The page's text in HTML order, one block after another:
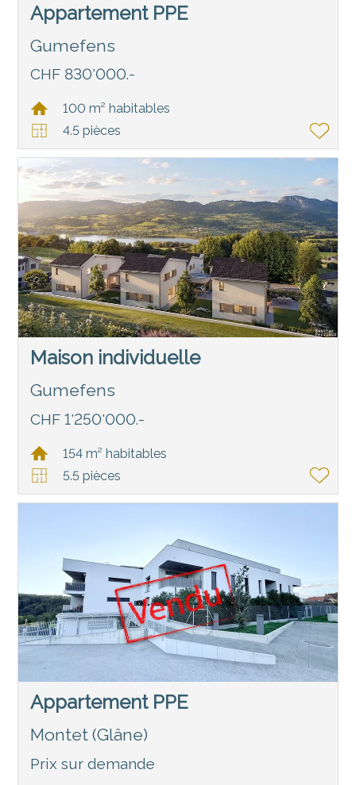
Appartement PPE
Gumefens
CHF 830'000.-
100 m² habitables
4.5 pièces
Maison individuelle
Gumefens
CHF 1'250'000.-
154 m² habitables
5.5 pièces
Appartement PPE
Montet (Glâne)
Prix sur demande